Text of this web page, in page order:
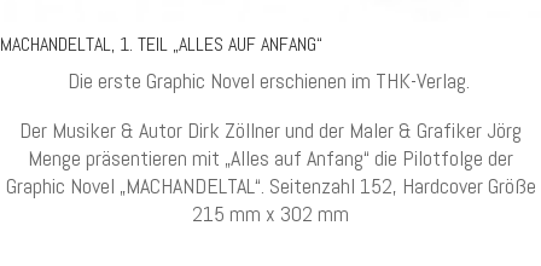
MACHANDELTAL, 1. TEIL „ALLES AUF ANFANG“
Die erste Graphic Novel erschienen im THK-Verlag.
Der Musiker & Autor Dirk Zöllner und der Maler & Grafiker Jörg
Menge präsentieren mit „Alles auf Anfang“ die Pilotfolge der
Graphic Novel „MACHANDELTAL“. Seitenzahl 152, Hardcover Größe
215 mm x 302 mm